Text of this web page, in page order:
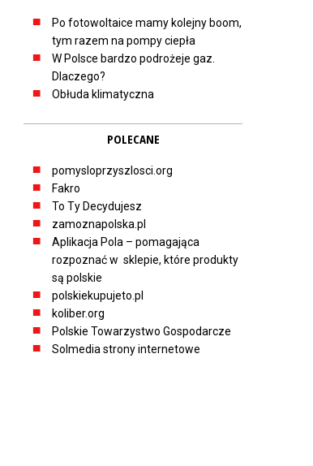
Po fotowoltaice mamy kolejny boom,
tym razem na pompy ciepła
W Polsce bardzo podrożeje gaz.
Dlaczego?
Obłuda klimatyczna
POLECANE
pomysloprzyszlosci.org
Fakro
To Ty Decydujesz
zamoznapolska.pl
Aplikacja Pola – pomagająca
rozpoznać w sklepie, które produkty
są polskie
polskiekupujeto.pl
koliber.org
Polskie Towarzystwo Gospodarcze
Solmedia strony internetowe